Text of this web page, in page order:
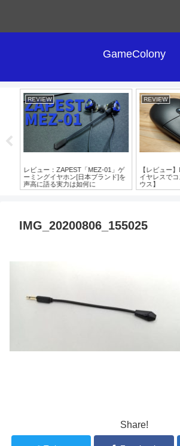
GameColony
REVIEW
レビュー：ZAPEST「MEZ-01」ゲ
ーミングイヤホン[日本ブランド]を
声高に語る実力は如何に
REVIEW
【レビュー
イヤレスで
ウス】
IMG_20200806_155025
Share!